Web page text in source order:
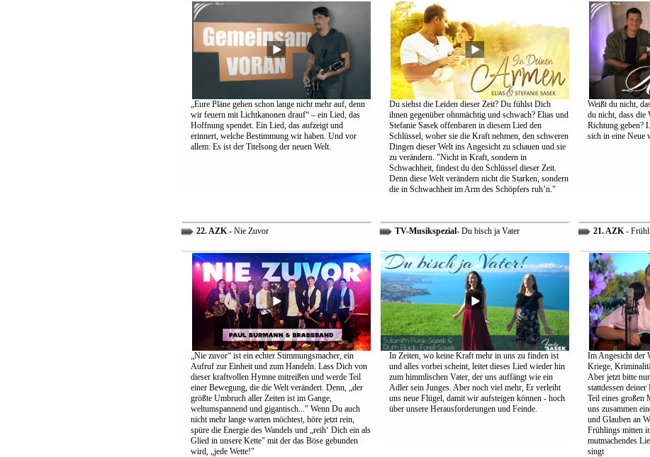
„Eure Pläne gehen schon lange nicht mehr auf, denn
wir feuern mit Lichtkanonen drauf“ – ein Lied, das
Hoffnung spendet. Ein Lied, das aufzeigt und
erinnert, welche Bestimmung wir haben. Und vor
allem: Es ist der Titelsong der neuen Welt.
Du siehst die Leiden dieser Zeit? Du fühlst Dich
ihnen gegenüber ohnmächtig und schwach? Elias und
Stefanie Sasek offenbaren in diesem Lied den
Schlüssel, woher sie die Kraft nehmen, den schweren
Dingen dieser Welt ins Angesicht zu schauen und sie
zu verändern. "Nicht in Kraft, sondern in
Schwachheit, findest du den Schlüssel dieser Zeit.
Denn diese Welt verändern nicht die Starken, sondern
die in Schwachheit im Arm des Schöpfers ruh’n."
Weißt du nicht,
du nicht, dass die
Richtung geben?
sich in eine Neue
22. AZK- Nie Zuvor
„Nie zuvor“ ist ein echter Stimmungsmacher, ein
Aufruf zur Einheit und zum Handeln. Lass Dich von
dieser kraftvollen Hymne mitreißen und werde Teil
einer Bewegung, die die Welt verändert. Denn, „der
größte Umbruch aller Zeiten ist im Gange,
weltumspannend und gigantisch..." Wenn Du auch
nicht mehr lange warten möchtest, höre jetzt rein,
spüre die Energie des Wandels und „reih‘ Dich ein als
Glied in unsere Kette" mit der das Böse gebunden
wird, „jede Wette!"
TV-Musikspezial- Du bisch ja Vater
In Zeiten, wo keine Kraft mehr in uns zu finden ist
und alles vorbei scheint, leitet dieses Lied wieder hin
zum himmlischen Vater, der uns auffängt wie ein
Adler sein Junges. Aber noch viel mehr, Er verleiht
uns neue Flügel, damit wir aufsteigen können - hoch
über unsere Herausforderungen und Feinde.
21. AZK-
Im Angesicht der
Kriege,
Aber jetzt bitte
stattdessen
Teil eines großen
uns zusammen
und Glauben an
Frühlings mitten
mutmachendes
singt